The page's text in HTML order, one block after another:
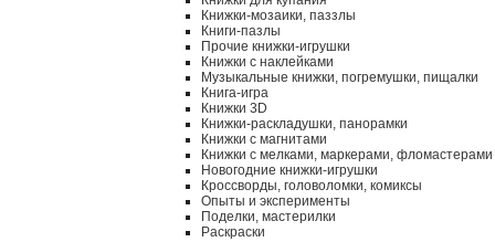
Книжки-мозаики, паззлы
Книги-пазлы
Прочие книжки-игрушки
Книжки с наклейками
Музыкальные книжки, погремушки, пищалки
Книга-игра
Книжки 3D
Книжки-раскладушки, панорамки
Книжки с магнитами
Книжки с мелками, маркерами, фломастерами
Новогодние книжки-игрушки
Кроссворды, головоломки, комиксы
Опыты и эксперименты
Поделки, мастерилки
Раскраски